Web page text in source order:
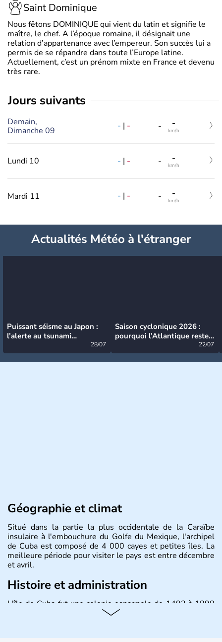
Saint Dominique
Nous fêtons DOMINIQUE qui vient du latin et signifie le
maître, le chef. A l’époque romaine, il désignait une
relation d’appartenance avec l’empereur. Son succès lui a
permis de se répandre dans toute l’Europe latine.
Actuellement, c’est un prénom mixte en France et devenu
très rare.
jours suivants
Demain,
Dimanche 09
- | - - -
km/h
Lundi 10 - | - - -
km/h
Mardi 11 - | - - -
km/h
Actualités Météo à l'étranger
Puissant séisme au Japon :
l’alerte au tsunami
28/07
Saison cyclonique 2026 :
pourquoi l’Atlantique reste
22/07
Géographie et climat
Situé dans la partie la plus occidentale de la Caraïbe
insulaire à l'embouchure du Golfe du Mexique, l'archipel
de Cuba est composé de 4 000 cayes et petites îles. La
meilleure période pour visiter le pays est entre décembre
et avril.
Histoire et administration
L'île de Cuba fut une colonie espagnole de 1492 à 1898
puis un Territoire des Etats-Unis jusqu'en 1902. Le 17